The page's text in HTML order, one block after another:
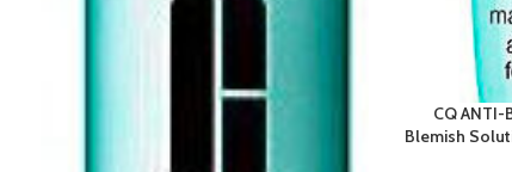
AGGIUNGI AL
CQ ANTI-
Blemish